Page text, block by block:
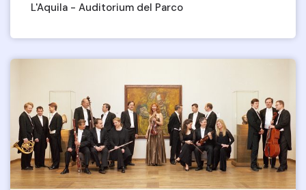
L'Aquila - Auditorium del Parco